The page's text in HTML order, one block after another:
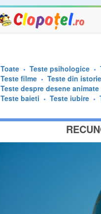
Toate Teste psihologice
Teste filme
Teste din istorie
Teste despre desene animate
Teste baieti
Teste iubire